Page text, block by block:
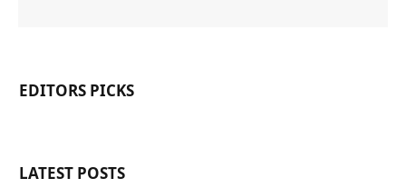
EDITORS PICKS
LATEST POSTS